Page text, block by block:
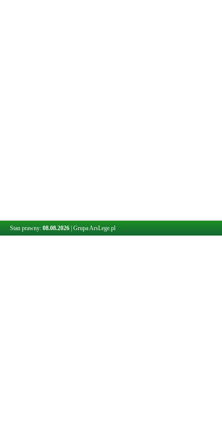
Stan prawny: 08.08.2026 Grupa ArsLege.pl